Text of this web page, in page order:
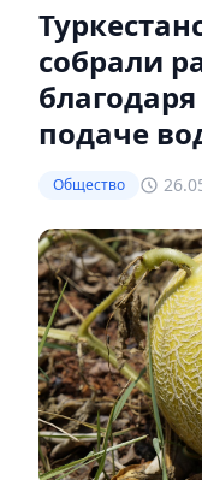
собрали
подаче
Общество